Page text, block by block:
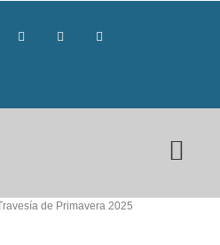
de Primavera 2025